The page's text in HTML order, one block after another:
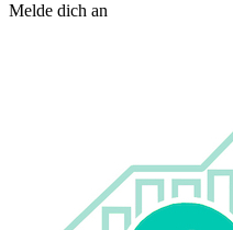
Melde dich an